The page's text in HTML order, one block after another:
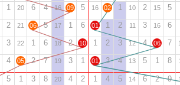
1 20 6 4 16 09 5 16 02 1 10 2 15 5
2 21 06 5 17 1 6 01 1 2 11 3 16 6
3 22 1 6 18 2 10 1 2 3 12 4 06 7
4 05 2 7 19 3 1 01 3 4 13 5 1 8
5 1 3 8 20 4 2 1 4 5 14 6 2 9